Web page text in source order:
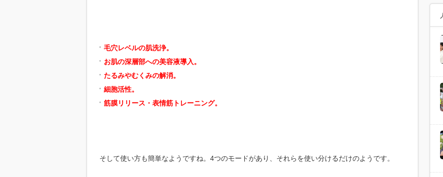
毛穴レベルの肌洗浄。
お肌の深層部への美容液導入。
たるみやむくみの解消。
細胞活性。
筋膜リリース・表情筋トレーニング。
そして使い方も簡単なようですね。4つのモードがあり、それらを使い分けるだけのようです。